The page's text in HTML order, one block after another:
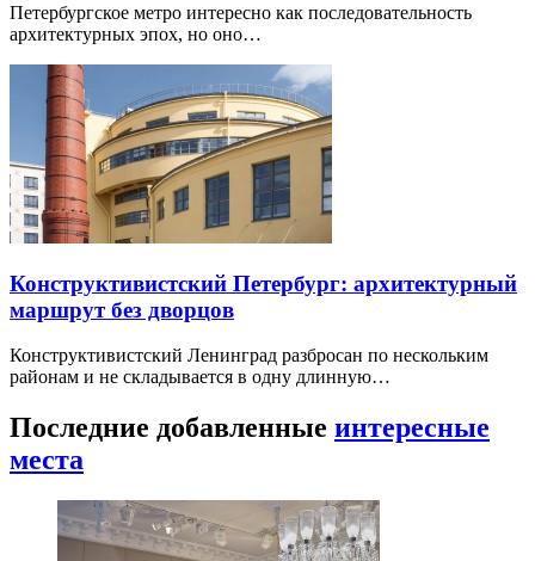
Петербургское метро интересно как последовательность
архитектурных эпох, но оно…
Конструктивистский Петербург: архитектурный
маршрут без дворцов
Конструктивистский Ленинград разбросан по нескольким
районам и не складывается в одну длинную…
Последние добавленные интересные
места